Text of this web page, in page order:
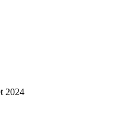
2024